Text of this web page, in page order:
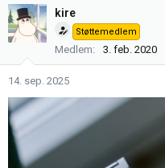
k
s
j
e
r
kire
Støttemedlem
Medlem 3. feb. 2020
14. sep. 2025